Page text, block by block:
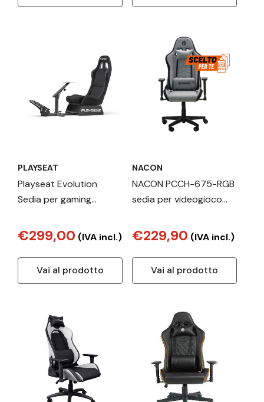
PLAYSEAT
Playseat Evolution
Sedia per gaming
imbottita Nero
€299,00 (IVA incl.)
Vai al prodotto
NACON
NACON PCCH-675-RGB
sedia per videogioco
Seduta imbottita Grigio
€229,90 (IVA incl.)
Vai al prodotto